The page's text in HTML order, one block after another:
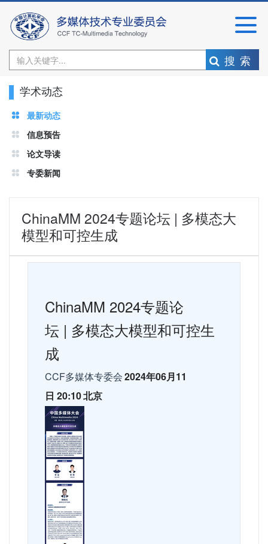
搜索
学术动态
最新动态
信息预告
论文导读
专委新闻
ChinaMM 2024专题论坛 | 多模态大
模型和可控生成
ChinaMM 2024专题论
坛 | 多模态大模型和可控生
成
CCF多媒体专委会2024年06月11
日 20:10北京